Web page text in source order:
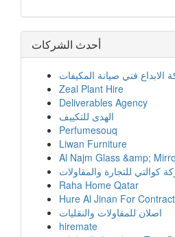
أحدث الشركات
الابداع فني صيانة المكيفات
Zeal Plant Hire
Deliverables Agency
الهدى للتكييف
Perfumesouq
Liwan Furniture
Al Najm Glass &amp;
كوالتي للتجارة والمقاولات
Raha Home Qatar
Hure Al Jinan For
اصلان للمقاولات والنقليات
hiremate